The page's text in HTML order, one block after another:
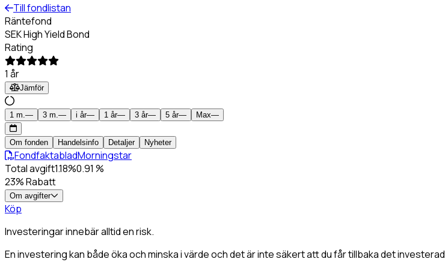
Till fondlistan
Räntefond
SEK High Yield Bond
Rating
1 årLaddar avkastning
Jämför
1 m. — 3 m. — i år— 1 år— 3 år— 5 år— Max—
Om fonden Handelsinfo Detaljer Nyheter
FondfaktabladMorningstar
Total avgift1.18%0.91 %
23% Rabatt
Om avgifter
Köp
Investeringar innebär alltid en risk.
En investering kan både öka och minska i värde och det är inte säkert att du får tillbaka det